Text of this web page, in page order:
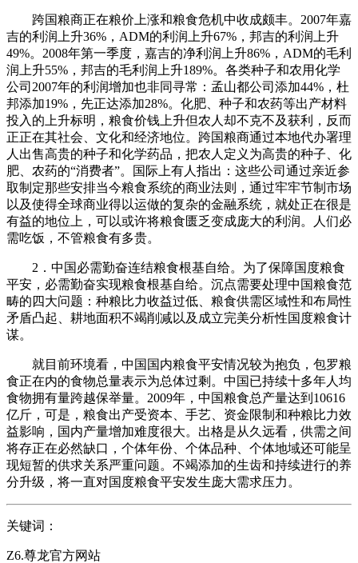
跨国粮商正在粮价上涨和粮食危机中收成颇丰。2007年嘉
吉的利润上升36%，ADM的利润上升67%，邦吉的利润上升
49%。2008年第一季度，嘉吉的净利润上升86%，ADM的毛利
润上升55%，邦吉的毛利润上升189%。各类种子和农用化学
公司2007年的利润增加也非同寻常：孟山都公司添加44%，杜
邦添加19%，先正达添加28%。化肥、种子和农药等出产材料
投入的上升标明，粮食价钱上升但农人却不克不及获利，反而
正正在其社会、文化和经济地位。跨国粮商通过本地代办署理
人出售高贵的种子和化学药品，把农人定义为高贵的种子、化
肥、农药的“消费者”。国际上有人指出：这些公司通过亲近参
取制定那些安排当今粮食系统的商业法则，通过牢牢节制市场
以及使得全球商业得以运做的复杂的金融系统，就处正在很是
有益的地位上，可以或许将粮食匮乏变成庞大的利润。人们必
需吃饭，不管粮食有多贵。
2．中国必需勤奋连结粮食根基自给。为了保障国度粮食
平安，必需勤奋实现粮食根基自给。沉点需要处理中国粮食范
畴的四大问题：种粮比力收益过低、粮食供需区域性和布局性
矛盾凸起、耕地面积不竭削减以及成立完美分析性国度粮食计
谋。
就目前环境看，中国国内粮食平安情况较为抱负，包罗粮
食正在内的食物总量表示为总体过剩。中国已持续十多年人均
食物拥有量跨越保举量。2009年，中国粮食总产量达到10616
亿斤，可是，粮食出产受资本、手艺、资金限制和种粮比力效
益影响，国内产量增加难度很大。出格是从久远看，供需之间
将存正在必然缺口，个体年份、个体品种、个体地域还可能呈
现短暂的供求关系严重问题。不竭添加的生齿和持续进行的养
分升级，将一直对国度粮食平安发生庞大需求压力。
关键词：
Z6.尊龙官方网站